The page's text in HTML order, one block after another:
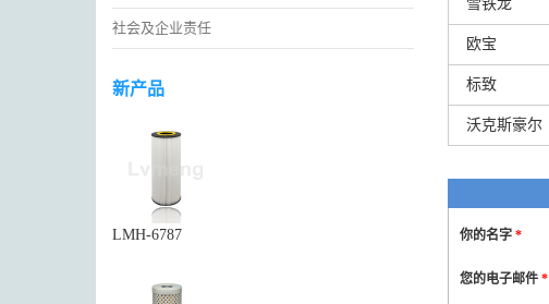
社会及企业责任
新产品
LMH-6787
雪铁龙
欧宝
标致
沃克斯豪尔
你的名字 *
您的电子邮件 *